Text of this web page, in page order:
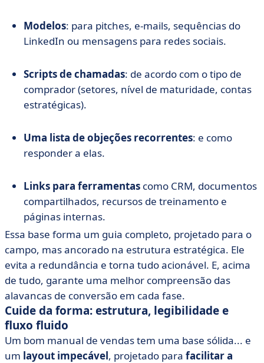
Modelos: para pitches, e-mails, sequências do
LinkedIn ou mensagens para redes sociais.
Scripts de chamadas: de acordo com o tipo de
comprador (setores, nível de maturidade, contas
estratégicas).
Uma lista de objeções recorrentes: e como
responder a elas.
Links para ferramentas como CRM, documentos
compartilhados, recursos de treinamento e
páginas internas.
Essa base forma um guia completo, projetado para o
campo, mas ancorado na estrutura estratégica. Ele
evita a redundância e torna tudo acionável. E, acima
de tudo, garante uma melhor compreensão das
alavancas de conversão em cada fase.
Cuide da forma: estrutura, legibilidade e
fluxo fluido
Um bom manual de vendas tem uma base sólida... e
um layout impecável, projetado para facilitar a